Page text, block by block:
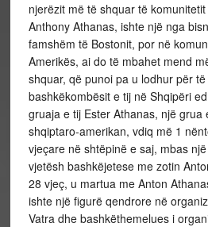
njerëzit më të shquar të
Anthony Athanas, ishte një nga
famshëm të Bostonit, por në
Amerikës, ai do të mbahet mend
shquar, që punoi pa u lodhur për
bashkëkombësit e tij në Shqipëri
gruaja e tij Ester Athanas, një grua
shqiptaro-amerikan, vdiq më 1
vjeçare në shtëpinë e saj, mbas
vjetësh bashkëjetese me zotin
28 vjeç, u martua me Anton
ishte një figurë qendrore në
Vatra dhe bashkëthemelues i